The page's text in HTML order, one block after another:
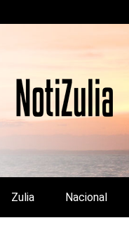
Y DE
Zulia Nacional